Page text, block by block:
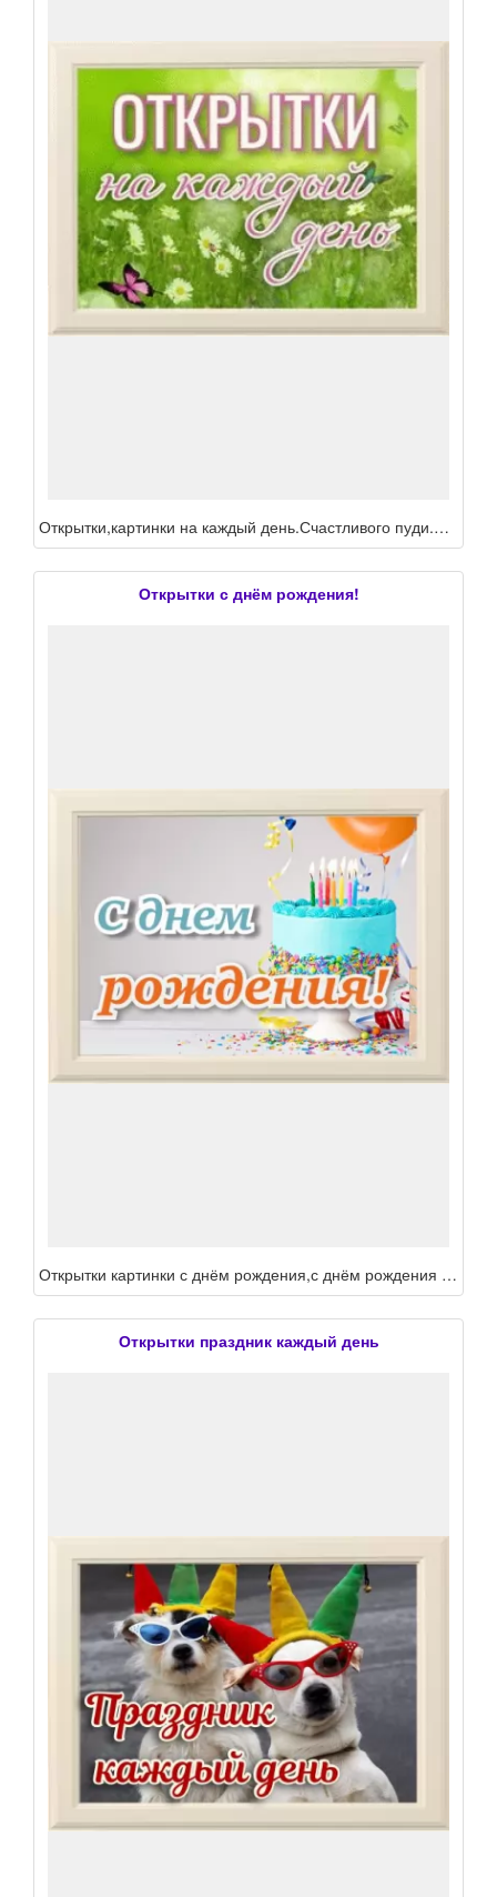
Открытки,картинки на каждый день.Счастливого пуди.Добрый вечер.Спокойной ночи.Привет.Спасибо.Скучаю.
Открытки с днём рождения!
Открытки картинки с днём рождения,с днём рождения маме,папе,сестре,брату,бабушке,подруге,прикольные
Открытки праздник каждый день